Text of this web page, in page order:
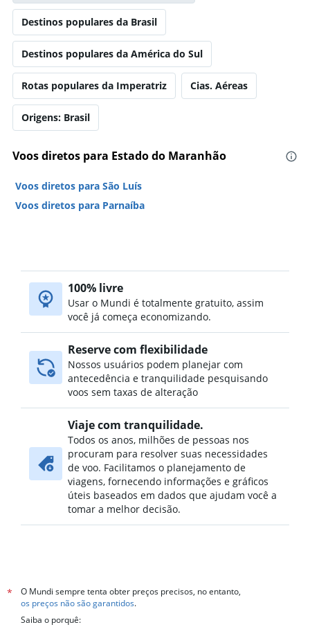
Destinos populares da Brasil
Destinos populares da América do Sul
Rotas populares da Imperatriz Cias. Aéreas
Origens: Brasil
Voos diretos para Estado do Maranhão
Voos diretos para São Luís
Voos diretos para Parnaíba
100% livre
Usar o Mundi é totalmente gratuito, assim
você já começa economizando.
Reserve com flexibilidade
Nossos usuários podem planejar com
antecedência e tranquilidade pesquisando
voos sem taxas de alteração
Viaje com tranquilidade.
Todos os anos, milhões de pessoas nos
procuram para resolver suas necessidades
de voo. Facilitamos o planejamento de
viagens, fornecendo informações e gráficos
úteis baseados em dados que ajudam você a
tomar a melhor decisão.
*
O Mundi sempre tenta obter preços precisos, no entanto,
os preços não são garantidos.
Saiba o porquê: